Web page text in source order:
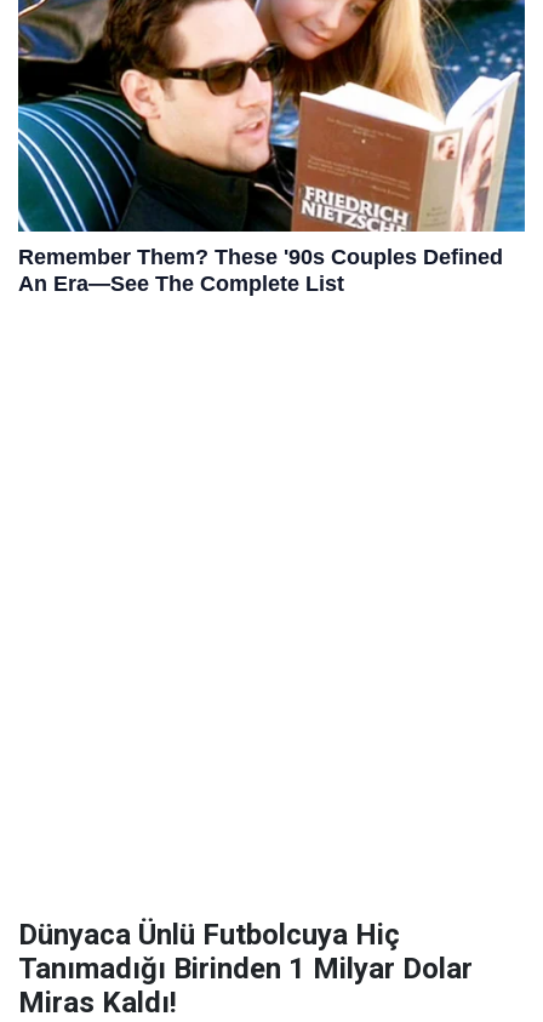
Dünyaca Ünlü Futbolcuya Hiç
Tanımadığı Birinden 1 Milyar Dolar
Miras Kaldı!